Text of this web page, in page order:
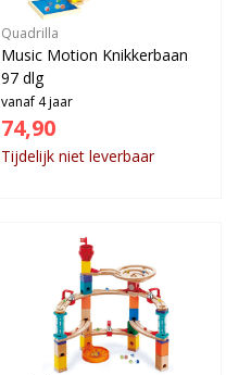
Quadrilla
Music Motion Knikkerbaan
97 dlg
vanaf 4 jaar
74,90
Tijdelijk niet leverbaar